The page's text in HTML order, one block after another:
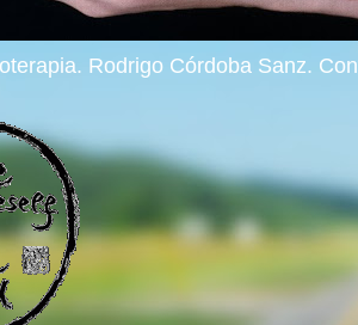
Rodrigo Córdoba Sanz.